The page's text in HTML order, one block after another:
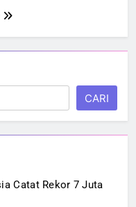
CARI
Catat Rekor 7 Juta